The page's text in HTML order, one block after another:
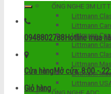
0948802788Hotline mua
Cửa hàngMở cửa: 8:00 -
Giỏ hàng
ỐNG NGHE 3M
Littmann
Littmann
Littmann
Littmann
Littmann
Littmann
Littmann
Littmann